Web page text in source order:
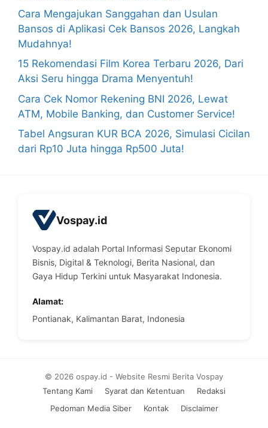
Cara Mengajukan Sanggahan dan Usulan
Bansos di Aplikasi Cek Bansos 2026, Langkah
Mudahnya!
15 Rekomendasi Film Korea Terbaru 2026, Dari
Aksi Seru hingga Drama Menyentuh!
Cara Cek Nomor Rekening BNI 2026, Lewat
ATM, Mobile Banking, dan Customer Service!
Tabel Angsuran KUR BCA 2026, Simulasi Cicilan
dari Rp10 Juta hingga Rp500 Juta!
Vospay.id
Vospay.id adalah Portal Informasi Seputar Ekonomi
Bisnis, Digital & Teknologi, Berita Nasional, dan
Gaya Hidup Terkini untuk Masyarakat Indonesia.
Alamat:
Pontianak, Kalimantan Barat, Indonesia
Tentang Kami Syarat dan Ketentuan
Redaksi
Pedoman Media Siber
Kontak Disclaimer
© 2026 ospay.id - Website Resmi Berita Vospay